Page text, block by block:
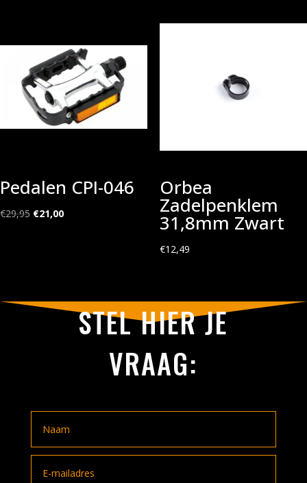
Pedalen CPI-046
€29,95 Oorspronkelijke
€21,00Huidige
Orbea
Zadelpenklem
31,8mm Zwart
€12,49
STEL HIER JE
VRAAG: